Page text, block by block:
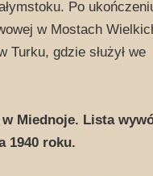
Po
w Mostach
gdzie służył we
Miednoje. Lista
1940 roku.